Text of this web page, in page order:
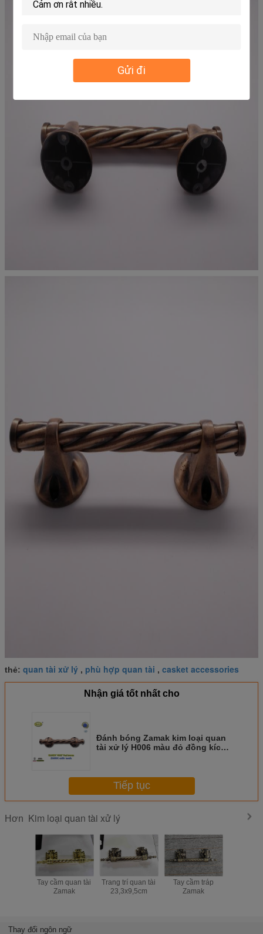
Gửi đi
thẻ: quan tài xử lý , phù hợp quan tài , casket accessories
Nhận giá tốt nhất cho
Đánh bóng Zamak kim loại quan
tài xử lý H006 màu đỏ đồng kích
Tiếp tục
Hơn Kim loại quan tài xử lý
Tay cầm quan tài
Zamak
Trang trí quan tài
23,3x9,5cm
Tay cầm tráp
Zamak
Thay đổi ngôn ngữ